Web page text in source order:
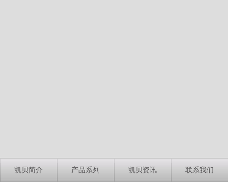
凯贝简介 产品系列 凯贝资讯 联系我们